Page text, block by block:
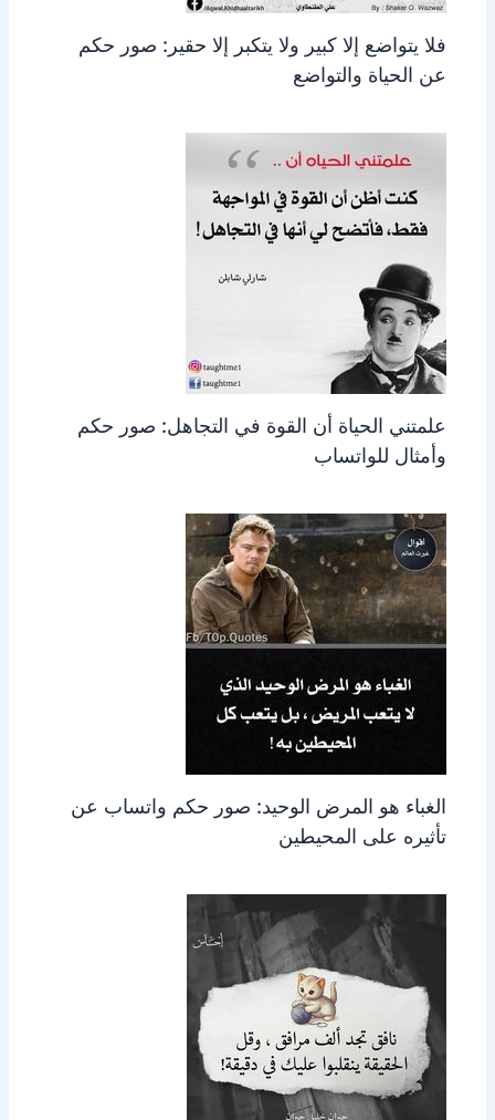
فلا يتواضع إلا كبير ولا يتكبر إلا حقير: صور حكم
عن الحياة والتواضع
علمتني الحياة أن القوة في التجاهل: صور حكم
وأمثال للواتساب
الغباء هو المرض الوحيد: صور حكم واتساب عن
تأثيره على المحيطين